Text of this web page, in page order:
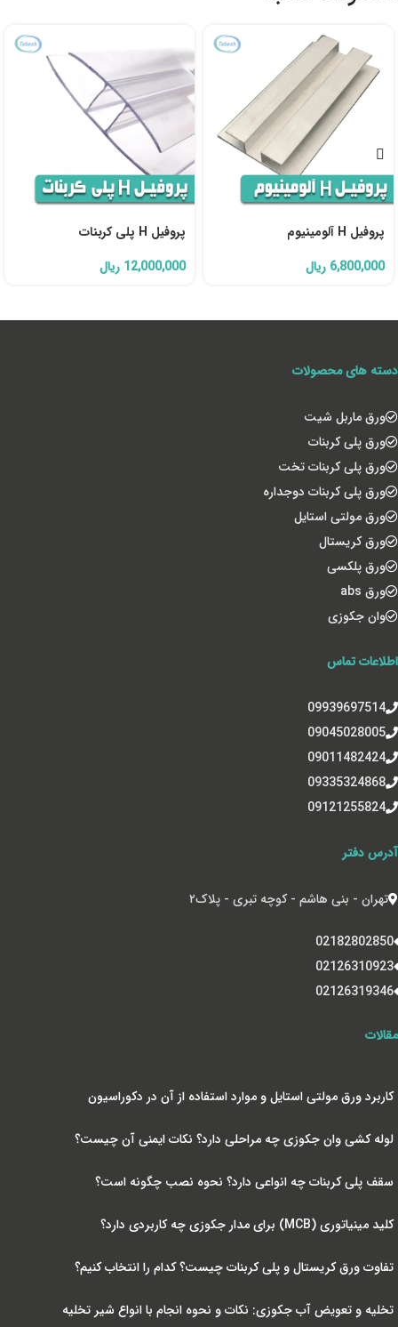
پروفیل H آلومینیوم
6,800,000 ریال
پروفیل H پلی کربنات
12,000,000 ریال
دسته های محصولات
ورق ماربل شیت
ورق پلی کربنات
ورق پلی کربنات تخت
ورق پلی کربنات دوجداره
ورق مولتی استایل
ورق کریستال
ورق پلکسی
ورق abs
وان جکوزی
اطلاعات تماس
09939697514
09045028005
09011482424
09335324868
09121255824
آدرس دفتر
تهران - بنی هاشم - کوچه تبری - پلاک‌۲
02182802850
02126310923
02126319346
مقالات
کاربرد ورق مولتی استایل و موارد استفاده از آن در دکوراسیون
لوله کشی وان جکوزی چه مراحلی دارد؟ نکات ایمنی آن چیست؟
سقف پلی کربنات چه انواعی دارد؟ نحوه نصب چگونه است؟
کلید مینیاتوری (MCB) برای مدار جکوزی چه کاربردی دارد؟
تفاوت ورق کریستال و پلی کربنات چیست؟ کدام را انتخاب کنیم؟
تخلیه و تعویض آب جکوزی: نکات و نحوه انجام با انواع شیر تخلیه